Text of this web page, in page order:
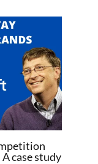
case study